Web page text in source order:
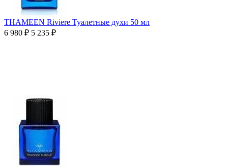
THAMEEN Riviere Туалетные духи 50 мл
6 980 ₽ 5 235 ₽